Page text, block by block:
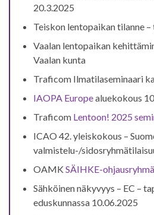
20.3.2025
Teiskon lentopaikan tilanne
Vaalan lentopaikan
Vaalan kunta
Traficom Ilmatilaseminaari
IAOPA Europealuekokous
Traficom Lentoon! 2025
ICAO 42. yleiskokous –
valmistelu-/
OAMK SÄIHKE-
Sähköinen näkyvyys – EC –
eduskunnassa 10.06.2025